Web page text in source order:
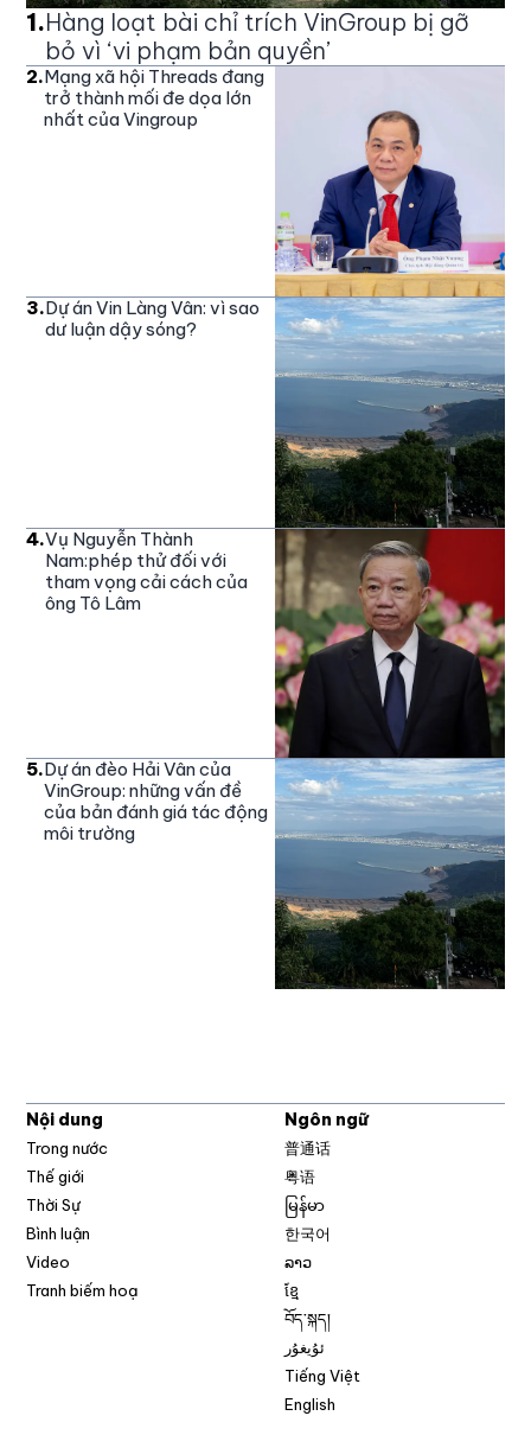
1.Hàng loạt bài chỉ trích VinGroup bị gỡ
bỏ vì ‘vi phạm bản quyền’
2.Mạng xã hội Threads đang
trở thành mối đe dọa lớn
nhất của Vingroup
3.Dự án Vin Làng Vân: vì sao
dư luận dậy sóng?
4.Vụ Nguyễn Thành
Nam:phép thử đối với
tham vọng cải cách của
ông Tô Lâm
5.Dự án đèo Hải Vân của
VinGroup: những vấn đề
của bản đánh giá tác động
môi trường
Nội dung
Trong nước
Thế giới
Thời Sự
Bình luận
Video
Tranh biếm hoạ
Ngôn ngữ
普通话
粤语
မြန်မာ
한국어
ລາວ
ខ្មែ
བོད་སྐད།
ئۇيغۇر
Tiếng Việt
English